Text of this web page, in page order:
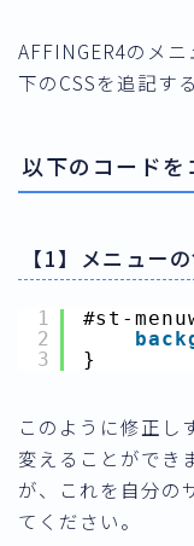
AFFINGER4のメ
下のCSSを追記す
以下のコード
【1】メニュー
1
2
3
#st-
}
このように修正し
変えることができ
が、これを自分の
てください。